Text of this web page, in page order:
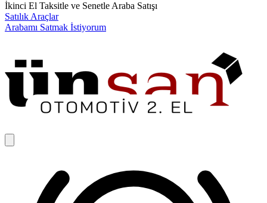
İkinci El Taksitle ve Senetle Araba Satışı
Satılık Araçlar
Arabamı Satmak İstiyorum